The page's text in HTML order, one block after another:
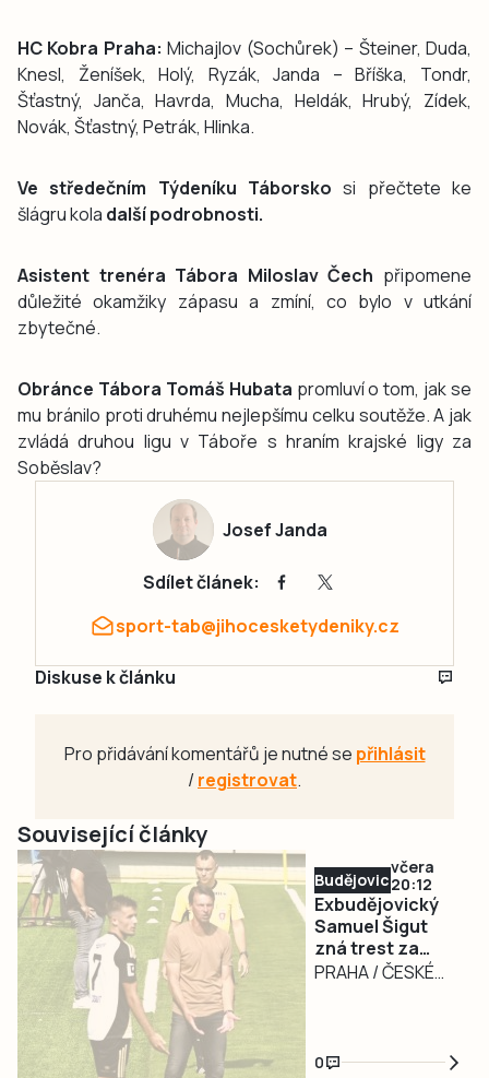
HC Kobra Praha: Michajlov (Sochůrek) – Šteiner, Duda,
Knesl, Ženíšek, Holý, Ryzák, Janda – Bříška, Tondr,
Šťastný, Janča, Havrda, Mucha, Heldák, Hrubý, Zídek,
Novák, Šťastný, Petrák, Hlinka.
Ve středečním Týdeníku Táborsko si přečtete ke
šlágru kola další podrobnosti.
Asistent trenéra Tábora Miloslav Čech připomene
důležité okamžiky zápasu a zmíní, co bylo v utkání
zbytečné.
Obránce Tábora Tomáš Hubata promluví o tom, jak se
mu bránilo proti druhému nejlepšímu celku soutěže. A jak
zvládá druhou ligu v Táboře s hraním krajské ligy za
Soběslav?
Josef Janda
Sdílet článek:
sport-tab@jihocesketydeniky.cz
Diskuse k článku
Pro přidávání komentářů je nutné se přihlásit
/registrovat.
Související články
Budějovicko
včera
20:12
Exbudějovický
Samuel Šigut
zná trest za
úplatkářskou
PRAHA / ČESKÉ
kariéře, dneska už
0